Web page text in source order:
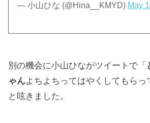
— 小山ひな (@Hina__KMYD) May
別の機会に小山ひながツイートで「
ゃんよちよちってはやくしてもらっ
と呟きました。